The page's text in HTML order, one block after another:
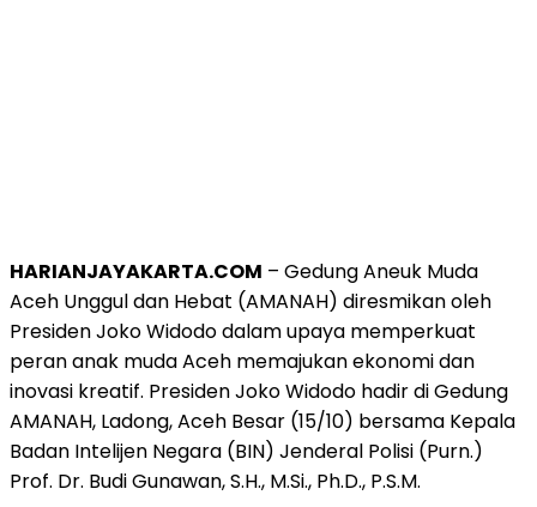
HARIANJAYAKARTA.COM – Gedung Aneuk Muda
Aceh Unggul dan Hebat (AMANAH) diresmikan oleh
Presiden Joko Widodo dalam upaya memperkuat
peran anak muda Aceh memajukan ekonomi dan
inovasi kreatif. Presiden Joko Widodo hadir di Gedung
AMANAH, Ladong, Aceh Besar (15/10) bersama Kepala
Badan Intelijen Negara (BIN) Jenderal Polisi (Purn.)
Prof. Dr. Budi Gunawan, S.H., M.Si., Ph.D., P.S.M.